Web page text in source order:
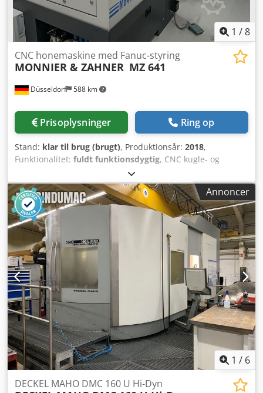
1 /8
Düsseldorf 588 km
CNC honemaskine med Fanuc-styring
MONNIER & ZAHNER MZ 641
Prisoplysninger Ring op
Stand: klar til brug (brugt), Produktionsår: 2018,
Funktionalitet: fuldt funktionsdygtig, CNC kugle- og
kalottehonningsmaskine med turbo-separator
Emnediameter (kugler): ○22–○64 mm Emnediameter
(kalotter): ○22–○64 mm Styring: GE FANUC / Series 321i-A
Måleenhed: Marposs Type 7/MHIS Til intern og ekstern
måling Codpfex U T Auox Aprsrf Yderligere tekniske data
se billederne.
Annoncer
1 / 6
DECKEL MAHO DMC 160 U Hi-Dyn